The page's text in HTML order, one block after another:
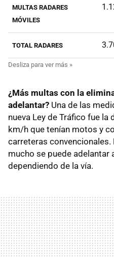
MULTAS RADARES
MÓVILES
TOTAL RADARES
¿Más multas con la
adelantar? Una de las
nueva Ley de Tráfico fue
km/h que tenían motos y
carreteras convencionales.
mucho se puede adelantar
dependiendo de la vía.